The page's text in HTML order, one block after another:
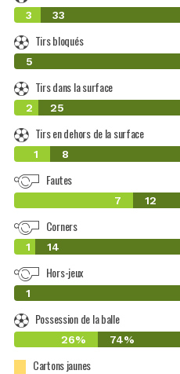
3 33
Tirs bloqués
0
5
Tirs dans la surface
2 25
Tirs en dehors de la surface
1 8
Fautes
7 12
Corners
1 14
Hors-jeux
0
1
Possession de la balle
26% 74%
Cartons jaunes